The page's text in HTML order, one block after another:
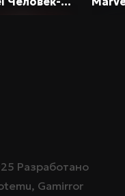
Разработано
, Gamirror